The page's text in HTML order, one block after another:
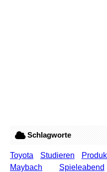
Schlagworte
Toyota Studieren
Maybach
Spieleabend